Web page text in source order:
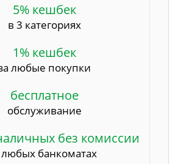
5% кешбек
в 3 категориях
1% кешбек
любые покупки
бесплатное
обслуживание
без комиссии
банкоматах